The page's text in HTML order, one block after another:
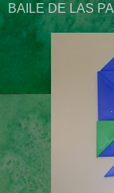
BAILE DE LAS